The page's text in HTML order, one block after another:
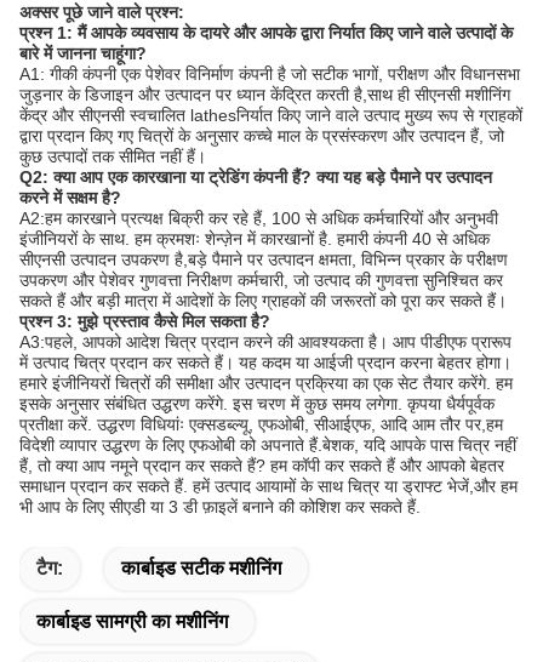
अक्सर पूछे जाने वाले प्रश्न:
प्रश्न 1: मैं आपके व्यवसाय के दायरे और आपके द्वारा निर्यात किए जाने वाले उत्पादों के
बारे में जानना चाहूंगा?
A1: गीकी कंपनी एक पेशेवर विनिर्माण कंपनी है जो सटीक भागों, परीक्षण और विधानसभा
जुड़नार के डिजाइन और उत्पादन पर ध्यान केंद्रित करती है,साथ ही सीएनसी मशीनिंग
केंद्र और सीएनसी स्वचालित lathesनिर्यात किए जाने वाले उत्पाद मुख्य रूप से ग्राहकों
द्वारा प्रदान किए गए चित्रों के अनुसार कच्चे माल के प्रसंस्करण और उत्पादन हैं, जो
कुछ उत्पादों तक सीमित नहीं हैं।
Q2: क्या आप एक कारखाना या ट्रेडिंग कंपनी हैं? क्या यह बड़े पैमाने पर उत्पादन
करने में सक्षम है?
A2:हम कारखाने प्रत्यक्ष बिक्री कर रहे हैं, 100 से अधिक कर्मचारियों और अनुभवी
इंजीनियरों के साथ. हम क्रमशः शेन्ज़ेन में कारखानों है. हमारी कंपनी 40 से अधिक
सीएनसी उत्पादन उपकरण है,बड़े पैमाने पर उत्पादन क्षमता, विभिन्न प्रकार के परीक्षण
उपकरण और पेशेवर गुणवत्ता निरीक्षण कर्मचारी, जो उत्पाद की गुणवत्ता सुनिश्चित कर
सकते हैं और बड़ी मात्रा में आदेशों के लिए ग्राहकों की जरूरतों को पूरा कर सकते हैं।
प्रश्न 3: मुझे प्रस्ताव कैसे मिल सकता है?
A3:पहले, आपको आदेश चित्र प्रदान करने की आवश्यकता है। आप पीडीएफ प्रारूप
में उत्पाद चित्र प्रदान कर सकते हैं। यह कदम या आईजी प्रदान करना बेहतर होगा।
हमारे इंजीनियरों चित्रों की समीक्षा और उत्पादन प्रक्रिया का एक सेट तैयार करेंगे. हम
इसके अनुसार संबंधित उद्धरण करेंगे. इस चरण में कुछ समय लगेगा. कृपया धैर्यपूर्वक
प्रतीक्षा करें. उद्धरण विधियांः एक्सडब्ल्यू, एफओबी, सीआईएफ, आदि आम तौर पर,हम
विदेशी व्यापार उद्धरण के लिए एफओबी को अपनाते हैं.बेशक, यदि आपके पास चित्र नहीं
हैं, तो क्या आप नमूने प्रदान कर सकते हैं? हम कॉपी कर सकते हैं और आपको बेहतर
समाधान प्रदान कर सकते हैं. हमें उत्पाद आयामों के साथ चित्र या ड्राफ्ट भेजें,और हम
भी आप के लिए सीएडी या 3 डी फ़ाइलें बनाने की कोशिश कर सकते हैं.
टैग: कार्बाइड सटीक मशीनिंग
कार्बाइड सामग्री का मशीनिंग